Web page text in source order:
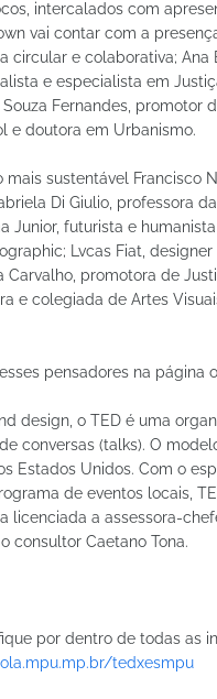
intercalados com
vai contar com a
circular e colaborativa; Ana
e especialista em
Fernandes, promotor
e doutora em Urbanismo.
sustentável Francisco
Di Giulio, professora
futurista e
Lvcas Fiat,
promotora de
e colegiada de Artes
pensadores na página
design, o TED é uma
conversas (talks). O
Estados Unidos. Com o
de eventos locais,
licenciada a assessora-
consultor Caetano Tona.
por dentro de todas as
tedxesmpu